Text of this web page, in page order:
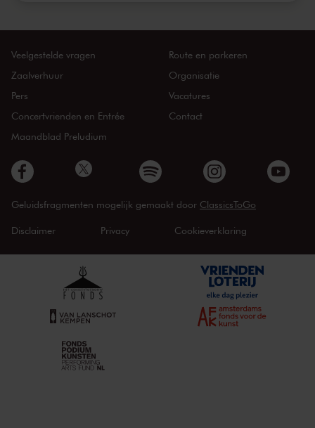
Veelgestelde vragen
Zaalverhuur
Pers
Concertvrienden en Entrée
Maandblad Preludium
Route en parkeren
Organisatie
Vacatures
Contact
Geluidsfragmenten mogelijk gemaakt door ClassicsToGo
Disclaimer Privacy Cookieverklaring